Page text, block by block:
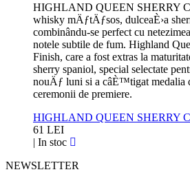
HIGHLAND QUEEN SHERRY
whisky mÄƒtÄƒsos, dulceaÈ›a
combinându-se perfect cu
notele subtile de fum. Highland
Finish, care a fost extras la
sherry spaniol, special selectate
nouÄƒ luni si a câÈ™tigat medalia
ceremonii de premiere.
HIGHLAND QUEEN SHERRY
61 LEI
| In stoc
NEWSLETTER